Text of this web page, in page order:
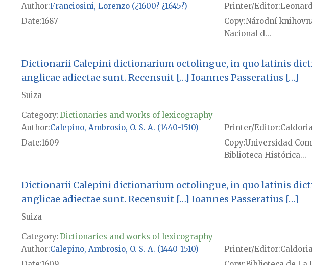
Author Franciosini, Lorenzo (¿1600?-¿1645?) Printer/Editor
Date1687 Copy Národní
Nacional d...
Dictionarii Calepini dictionarium octolingue, in quo latinis
anglicae adiectae sunt. Recensuit […] Ioannes Passeratius […]
Suiza
Category:Dictionaries and works of lexicography
Author Calepino, Ambrosio, O. S. A. (1440-1510) Printer/Editor
Date1609 CopyUniversidad
Biblioteca Histórica...
Dictionarii Calepini dictionarium octolingue, in quo latinis
anglicae adiectae sunt. Recensuit […] Ioannes Passeratius […]
Suiza
Category:Dictionaries and works of lexicography
Author Calepino, Ambrosio, O. S. A. (1440-1510) Printer/Editor